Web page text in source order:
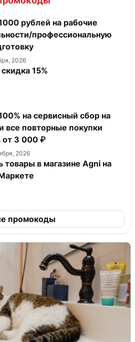
рублей на рабочие
профессиональную
2026
15%
на сервисный сбор на
все повторные покупки
от 3 000 ₽
2026
товары в магазине Agni на
промокоды